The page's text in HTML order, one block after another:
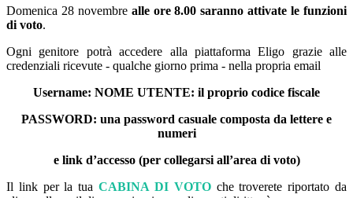
Domenica 28 novembre alle ore 8.00 saranno attivate le funzioni
di voto.
Ogni genitore potrà accedere alla piattaforma Eligo grazie alle
credenziali ricevute - qualche giorno prima - nella propria email
Username: NOME UTENTE: il proprio codice fiscale
PASSWORD: una password casuale composta da lettere e
numeri
e link d’accesso (per collegarsi all’area di voto)
Il link per la tuaCABINA DI VOTO che troverete riportato da